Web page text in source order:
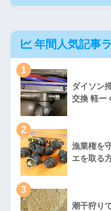
年間人気記事
1
ダイソン
交換 軽ー
2
漁業権を
エを取る
3
潮干狩り